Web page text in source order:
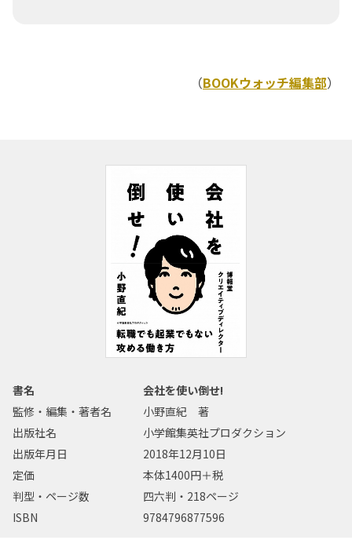
（BOOKウォッチ編集部）
書名
会社を使い倒せ!
監修・編集・著者名
小野直紀 著
出版社名
小学館集英社プロダクション
出版年月日
2018年12月10日
定価
本体1400円＋税
判型・ページ数
四六判・218ページ
ISBN
9784796877596